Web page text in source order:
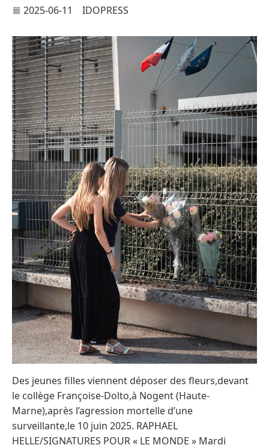
2025-06-11 IDOPRESS
Des jeunes filles viennent déposer des fleurs,devant
le collège Françoise-Dolto,à Nogent (Haute-
Marne),après l’agression mortelle d’une
surveillante,le 10 juin 2025. RAPHAEL
HELLE/SIGNATURES POUR « LE MONDE » Mardi